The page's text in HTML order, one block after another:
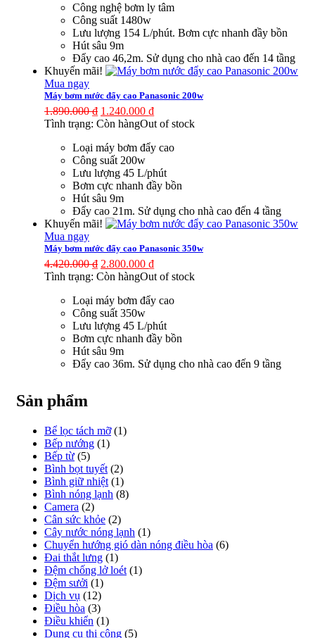
Công nghệ bơm ly tâm
Công suất 1480w
Lưu lượng 154 L/phút. Bơm cực nhanh đầy bồn
Hút sâu 9m
Đẩy cao 46,2m. Sử dụng cho nhà cao đến 14 tầng
Khuyến mãi!
Mua ngay
Máy bơm nước đẩy cao Panasonic 200w
1.890.000₫ 1.240.000 ₫
Tình trạng: Còn hàngOut of stock
Loại máy bơm đẩy cao
Công suất 200w
Lưu lượng 45 L/phút
Bơm cực nhanh đầy bồn
Hút sâu 9m
Đẩy cao 21m. Sử dụng cho nhà cao đến 4 tầng
Khuyến mãi!
Mua ngay
Máy bơm nước đẩy cao Panasonic 350w
4.420.000₫ 2.800.000 ₫
Tình trạng: Còn hàngOut of stock
Loại máy bơm đẩy cao
Công suất 350w
Lưu lượng 45 L/phút
Bơm cực nhanh đầy bồn
Hút sâu 9m
Đẩy cao 36m. Sử dụng cho nhà cao đến 9 tầng
Sản phẩm
Bể lọc tách mỡ (1)
Bếp nướng (1)
Bếp từ (5)
Bình bọt tuyết (2)
Bình giữ nhiệt (1)
Bình nóng lạnh (8)
Camera (2)
Cân sức khỏe (2)
Cây nước nóng lạnh (1)
Chuyển hướng gió dàn nóng điều hòa (6)
Đai thắt lưng (1)
Đệm chống lở loét (1)
Đệm sưởi (1)
Dịch vụ (12)
Điều hòa (3)
Điều khiển (1)
Dụng cụ thi công (5)